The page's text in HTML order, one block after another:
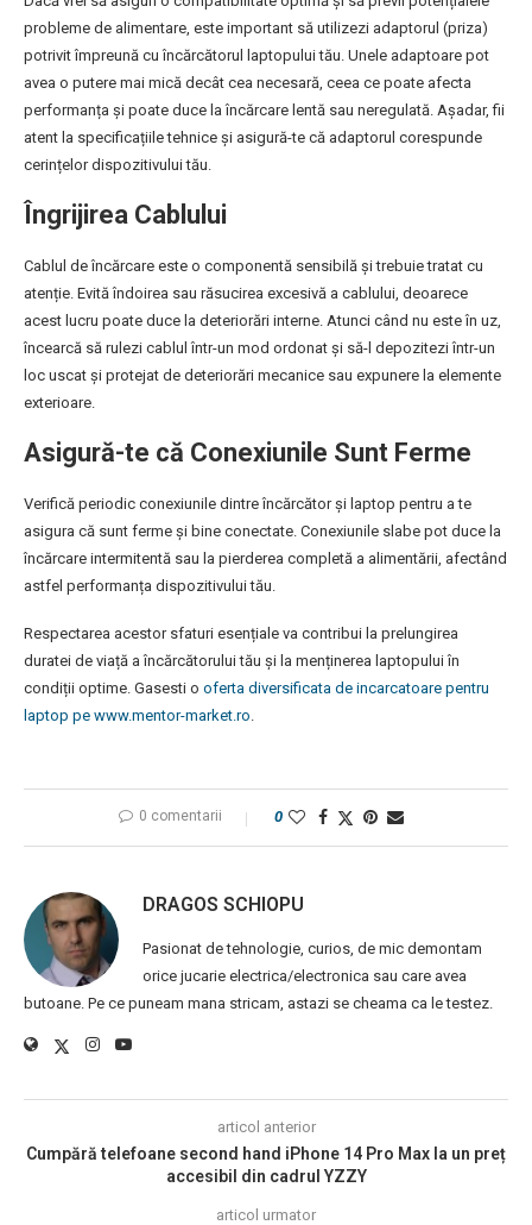
probleme de alimentare, este important să utilizezi adaptorul (priza)
potrivit împreună cu încărcătorul laptopului tău. Unele adaptoare pot
avea o putere mai mică decât cea necesară, ceea ce poate afecta
performanța și poate duce la încărcare lentă sau neregulată. Așadar, fii
atent la specificațiile tehnice și asigură-te că adaptorul corespunde
cerințelor dispozitivului tău.
Îngrijirea Cablului
Cablul de încărcare este o componentă sensibilă și trebuie tratat cu
atenție. Evită îndoirea sau răsucirea excesivă a cablului, deoarece
acest lucru poate duce la deteriorări interne. Atunci când nu este în uz,
încearcă să rulezi cablul într-un mod ordonat și să-l depozitezi într-un
loc uscat și protejat de deteriorări mecanice sau expunere la elemente
exterioare.
Asigură-te că Conexiunile Sunt Ferme
Verifică periodic conexiunile dintre încărcător și laptop pentru a te
asigura că sunt ferme și bine conectate. Conexiunile slabe pot duce la
încărcare intermitentă sau la pierderea completă a alimentării, afectând
astfel performanța dispozitivului tău.
Respectarea acestor sfaturi esențiale va contribui la prelungirea
duratei de viață a încărcătorului tău și la menținerea laptopului în
condiții optime. Gasesti o oferta diversificata de incarcatoare pentru
laptop pe www.mentor-market.ro
0 comentarii 0
DRAGOS SCHIOPU
Pasionat de tehnologie, curios, de mic demontam
orice jucarie electrica/electronica sau care avea
butoane. Pe ce puneam mana stricam, astazi se cheama ca le testez.
articol anterior
Cumpără telefoane second hand iPhone 14 Pro Max la un preț
accesibil din cadrul YZZY
articol urmator